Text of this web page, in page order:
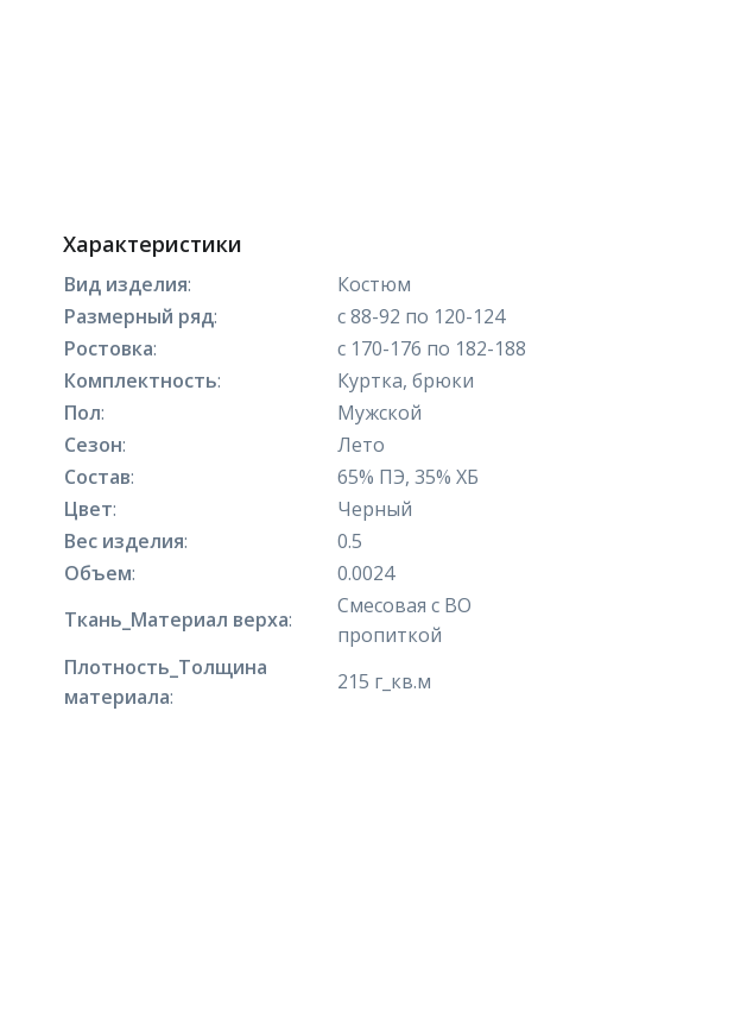
Характеристики
Вид изделия:
Костюм
Размерный ряд:
с 88-92 по 120-124
Ростовка:
с 170-176 по 182-188
Комплектность:
Куртка, брюки
Пол:
Мужской
Сезон:
Лето
Состав:
65% ПЭ, 35% ХБ
Цвет:
Черный
Вес изделия:
0.5
Объем:
0.0024
Ткань_Материал верха:
Смесовая с ВО
пропиткой
Плотность_Толщина
материала:
215 г_кв.м